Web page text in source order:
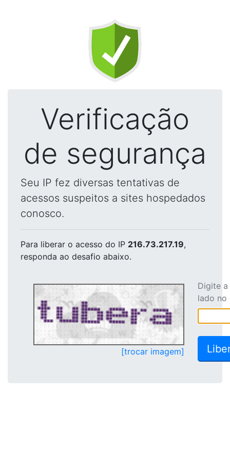
Verificação
de segurança
Seu IP fez diversas tentativas de
acessos suspeitos a sites hospedados
conosco.
Para liberar o acesso do IP 216.73.217.19,
responda ao desafio abaixo.
[trocar imagem]
Digite
lado no